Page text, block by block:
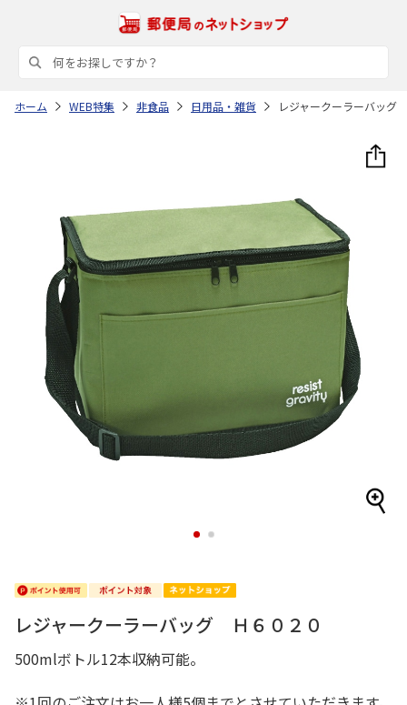
ホーム WEB特集 非食品 日用品・雑貨 レジャークーラーバッ
1 2
レジャークーラーバッグ Ｈ６０２０
500mlボトル12本収納可能。